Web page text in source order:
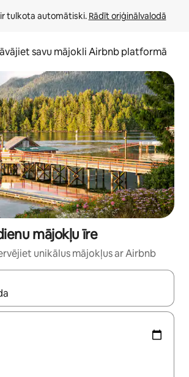
tulkota automātiski. Rādīt oriģinālvalodā
savu mājokli Airbnb platformā
mājokļu īre
unikālus mājokļus ar Airbnb
pieejami, izmantojiet bultiņu uz augšu un